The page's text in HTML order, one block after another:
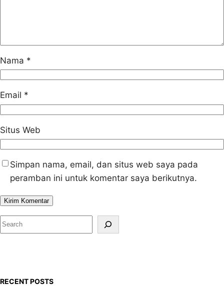
Nama *
Email *
Situs Web
Simpan nama, email, dan situs web saya pada
peramban ini untuk komentar saya berikutnya.
S
e
RECENT POSTS